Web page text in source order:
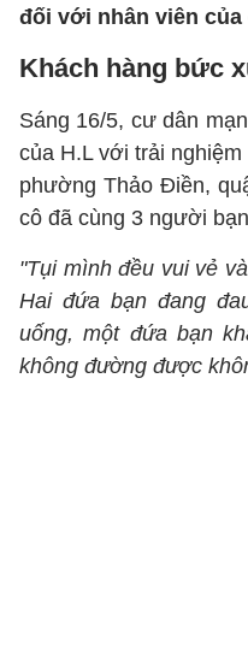
đối với nhân viên của
Khách hàng bức
Sáng 16/5, cư dân
của H.L với trải
phường Thảo Điền,
cô đã cùng 3 người
"Tụi mình đều vui vẻ
Hai đứa bạn đang
uống, một đứa bạn
không đường được